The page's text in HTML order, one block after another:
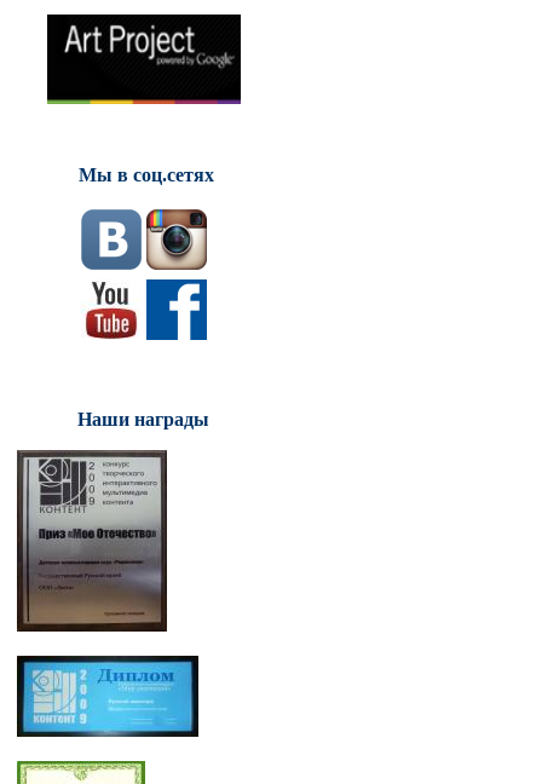
Мы в соц.сетях
Наши награды